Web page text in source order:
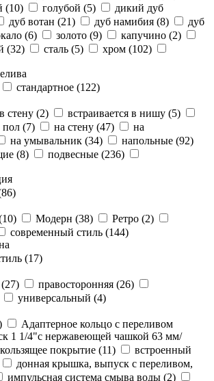
(10) голубой (5)
дикий дуб
дуб вотан (21) дуб намибия (8)
дуб
(6) золото (9) капучино (2)
(32) сталь (5) хром (102)
стандартное (122)
стену (2) встраивается в нишу (5)
пол (7) на стену (47)
на
на умывальник (34) напольные (92)
(8) подвесные (236)
86)
10) Модерн (38) Ретро (2)
современный стиль (144)
(17)
27) правосторонняя (26)
универсальный (4)
Адаптерное кольцо с переливом
1 1/4"с нержавеющей чашкой 63 мм/
покрытие (11)
встроенный
донная крышка, выпуск с переливом,
импульсная система смыва воды (2)